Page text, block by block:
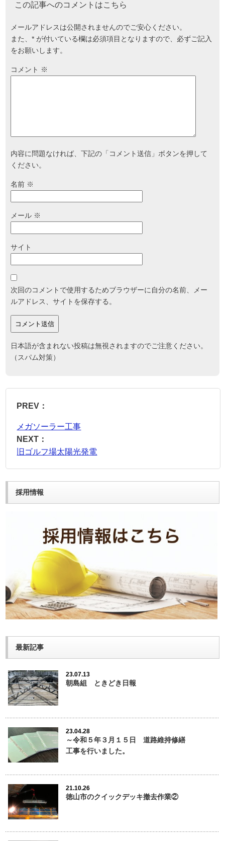
この記事へのコメントはこちら
メールアドレスは公開されませんのでご安心ください。
また、* が付いている欄は必須項目となりますので、必ずご記入
をお願いします。
コメント ※
内容に問題なければ、下記の「コメント送信」ボタンを押して
ください。
名前 ※
メール ※
サイト
次回のコメントで使用するためブラウザーに自分の名前、メー
ルアドレス、サイトを保存する。
日本語が含まれない投稿は無視されますのでご注意ください。
（スパム対策）
PREV：
メガソーラー工事
NEXT：
旧ゴルフ場太陽光発電
採用情報
最新記事
23.07.13
朝島組 ときどき日報
23.04.28
～令和５年３月１５日 道路維持修繕
工事を行いました。
21.10.26
徳山市のクイックデッキ撤去作業②